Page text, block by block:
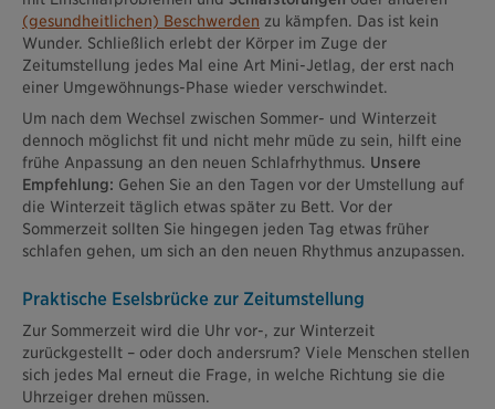
(gesundheitlichen) Beschwerden zu kämpfen. Das ist kein
Wunder. Schließlich erlebt der Körper im Zuge der
Zeitumstellung jedes Mal eine Art Mini-Jetlag, der erst nach
einer Umgewöhnungs-Phase wieder verschwindet.
Um nach dem Wechsel zwischen Sommer- und Winterzeit
dennoch möglichst fit und nicht mehr müde zu sein, hilft eine
frühe Anpassung an den neuen Schlafrhythmus. Unsere
Empfehlung: Gehen Sie an den Tagen vor der Umstellung auf
die Winterzeit täglich etwas später zu Bett. Vor der
Sommerzeit sollten Sie hingegen jeden Tag etwas früher
schlafen gehen, um sich an den neuen Rhythmus anzupassen.
Praktische Eselsbrücke zur Zeitumstellung
Zur Sommerzeit wird die Uhr vor-, zur Winterzeit
zurückgestellt – oder doch andersrum? Viele Menschen stellen
sich jedes Mal erneut die Frage, in welche Richtung sie die
Uhrzeiger drehen müssen.